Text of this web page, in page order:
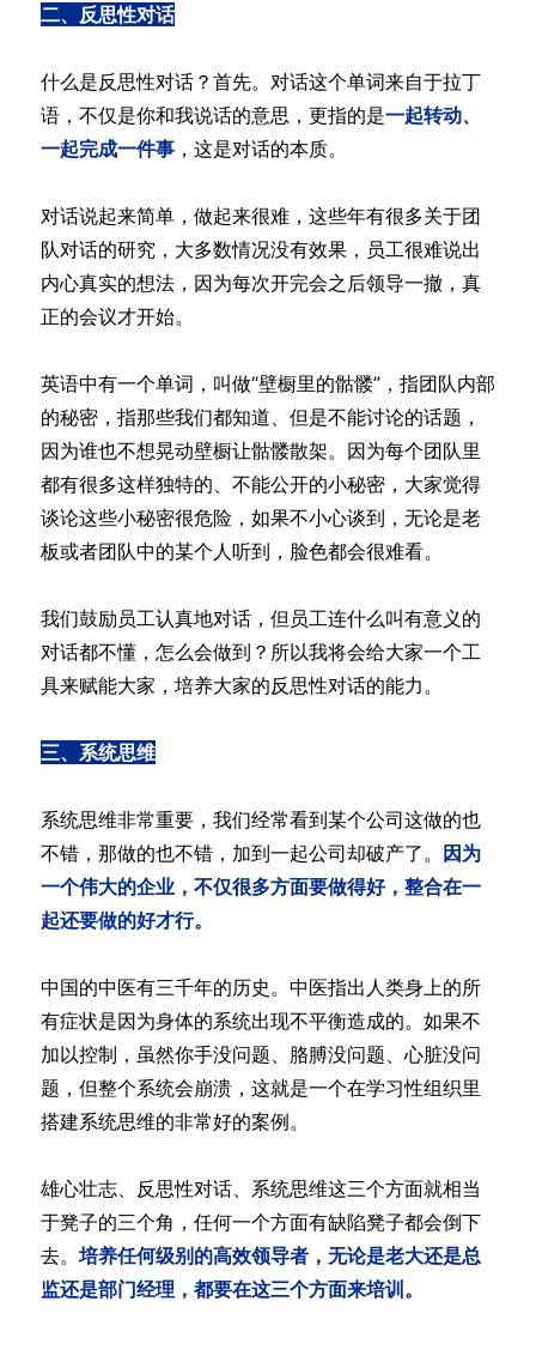
二、反思性对话
什么是反思性对话？首先。对话这个单词来自于拉丁
语，不仅是你和我说话的意思，更指的是一起转动、
一起完成一件事，这是对话的本质。
对话说起来简单，做起来很难，这些年有很多关于团
队对话的研究，大多数情况没有效果，员工很难说出
内心真实的想法，因为每次开完会之后领导一撤，真
正的会议才开始。
英语中有一个单词，叫做“壁橱里的骷髅”，指团队内部
的秘密，指那些我们都知道、但是不能讨论的话题，
因为谁也不想晃动壁橱让骷髅散架。因为每个团队里
都有很多这样独特的、不能公开的小秘密，大家觉得
谈论这些小秘密很危险，如果不小心谈到，无论是老
板或者团队中的某个人听到，脸色都会很难看。
我们鼓励员工认真地对话，但员工连什么叫有意义的
对话都不懂，怎么会做到？所以我将会给大家一个工
具来赋能大家，培养大家的反思性对话的能力。
三、系统思维
系统思维非常重要，我们经常看到某个公司这做的也
不错，那做的也不错，加到一起公司却破产了。 因为
一个伟大的企业，不仅很多方面要做得好，整合在一
起还要做的好才行。
中国的中医有三千年的历史。中医指出人类身上的所
有症状是因为身体的系统出现不平衡造成的。如果不
加以控制，虽然你手没问题、胳膊没问题、心脏没问
题，但整个系统会崩溃，这就是一个在学习性组织里
搭建系统思维的非常好的案例。
雄心壮志、反思性对话、系统思维这三个方面就相当
于凳子的三个角，任何一个方面有缺陷凳子都会倒下
去。 培养任何级别的高效领导者，无论是老大还是总
监还是部门经理，都要在这三个方面来培训。